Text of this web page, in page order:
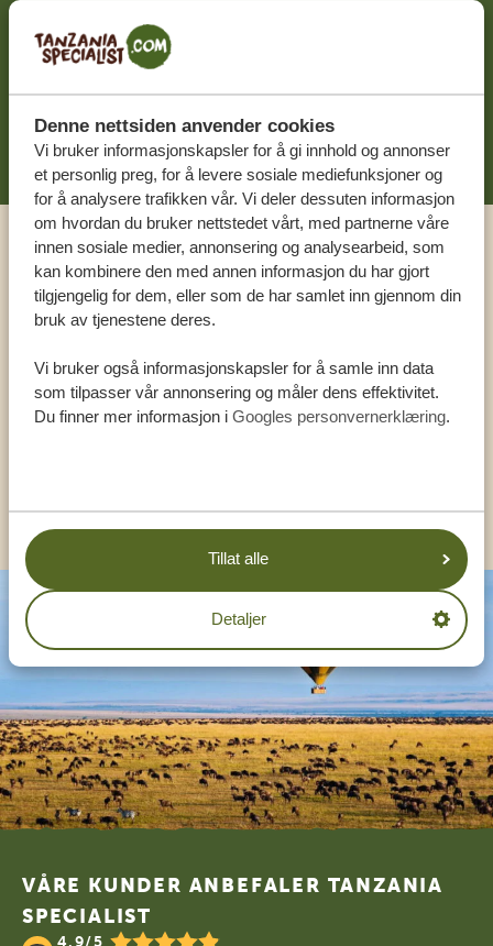
Denne nettsiden anvender cookies
Vi bruker informasjonskapsler for å gi innhold og annonser
et personlig preg, for å levere sosiale mediefunksjoner og
for å analysere trafikken vår. Vi deler dessuten informasjon
om hvordan du bruker nettstedet vårt, med partnerne våre
innen sosiale medier, annonsering og analysearbeid, som
kan kombinere den med annen informasjon du har gjort
tilgjengelig for dem, eller som de har samlet inn gjennom din
bruk av tjenestene deres.
Vi bruker også informasjonskapsler for å samle inn data
som tilpasser vår annonsering og måler dens effektivitet.
Du finner mer informasjon i Googles personvernerklæring.
Tillat alle
Detaljer
FÅ ET GRATIS OG UFORPLIKTENDE TILBUD
DIN
Ring en ekspert
VÅRE SPESIALISTER ER HER FOR Å HJELPE
Footer
VÅRE KUNDER ANBEFALER TANZANIA
SPECIALIST
4.9/5